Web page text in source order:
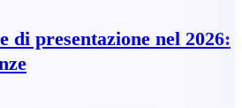
di presentazione nel 2026: